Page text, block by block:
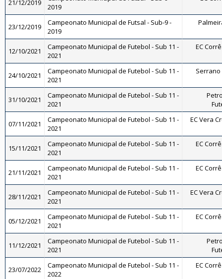
21/12/2019
2019
23/12/2019
Campeonato Municipal de Futsal - Sub-9 -
2019
12/10/2021
Campeonato Municipal de Futebol - Sub 11 -
2021
EC
24/10/2021
Campeonato Municipal de Futebol - Sub 11 -
2021
Serrano
31/10/2021
Campeonato Municipal de Futebol - Sub 11 -
2021
07/11/2021
Campeonato Municipal de Futebol - Sub 11 -
2021
EC Vera
15/11/2021
Campeonato Municipal de Futebol - Sub 11 -
2021
EC
21/11/2021
Campeonato Municipal de Futebol - Sub 11 -
2021
EC
28/11/2021
Campeonato Municipal de Futebol - Sub 11 -
2021
EC Vera
05/12/2021
Campeonato Municipal de Futebol - Sub 11 -
2021
EC
11/12/2021
Campeonato Municipal de Futebol - Sub 11 -
2021
23/07/2022
Campeonato Municipal de Futebol - Sub 11 -
2022
EC